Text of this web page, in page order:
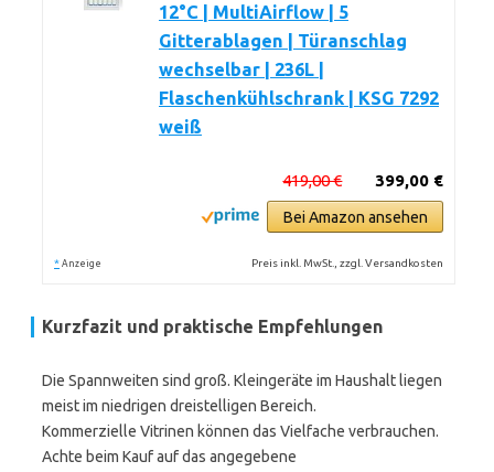
12°C | MultiAirflow | 5
Gitterablagen | Türanschlag
wechselbar | 236L |
Flaschenkühlschrank | KSG 7292
weiß
399,00 €
419,00 €
Bei Amazon ansehen
* Anzeige Preis inkl. MwSt., zzgl. Versandkosten
Kurzfazit und praktische Empfehlungen
Die Spannweiten sind groß. Kleingeräte im Haushalt liegen
meist im niedrigen dreistelligen Bereich.
Kommerzielle Vitrinen können das Vielfache verbrauchen.
Achte beim Kauf auf das angegebene